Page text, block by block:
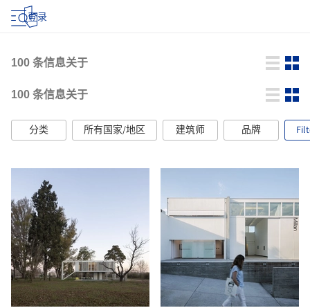
登录
100 条信息关于
100 条信息关于
分类 所有国家/地区 建筑师 品牌